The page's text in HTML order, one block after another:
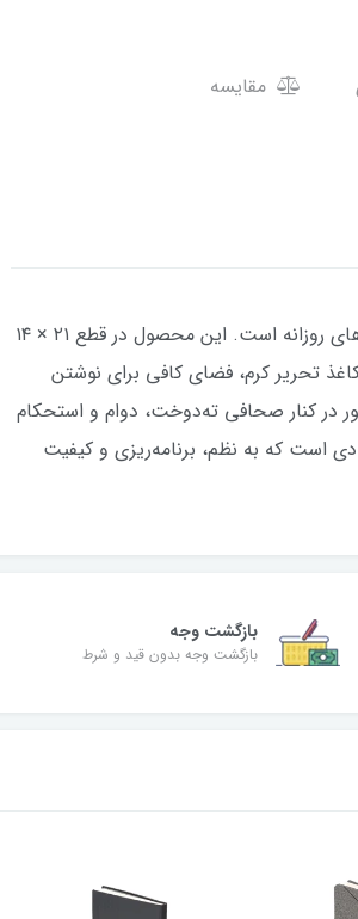
مقایسه
دفتر پلنر با طراحی ساده و کیفیت ساخت مناسب، گزینه‌ای ایده‌آل برای برنامه‌ریزی، مدیریت کارها و ثبت یادداشت‌های روزانه است. این محصول در قطع ۲۱ × ۱۴
و ابعاد استاندارد آن، استفاده راحت در محیط‌های کاری و شخصی را فراهم می‌کند.۳۶۰ برگ کاغذ تحریر کرم، فضای کافی برای نوشتن
در کنار صحافی ته‌دوخت، دوام و استحکام
است که به نظم، برنامه‌ریزی و کیفیت
بازگشت وجه
بازگشت وجه بدون قید و شرط